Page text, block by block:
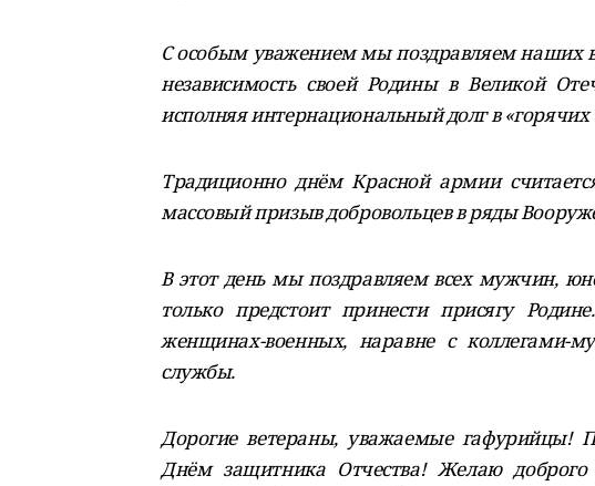
С особым уважением мы поздравляем наших
независимость своей Родины в Великой
исполняя интернациональный долг в «горячих
Традиционно днём Красной армии
массовый призыв добровольцев в ряды
В этот день мы поздравляем всех мужчин,
только предстоит принести присягу
женщинах-военных, наравне с коллегами-
службы.
Дорогие ветераны, уважаемые гафурийцы!
Днём защитника Отчества! Желаю доброго